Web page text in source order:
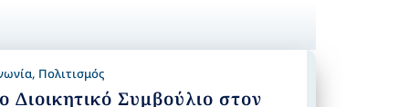
, Πολιτισμός
Διοικητικό Συμβούλιο στον